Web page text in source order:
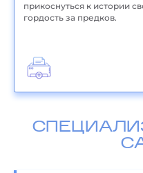
прикоснуться к истории
гордость за предков.